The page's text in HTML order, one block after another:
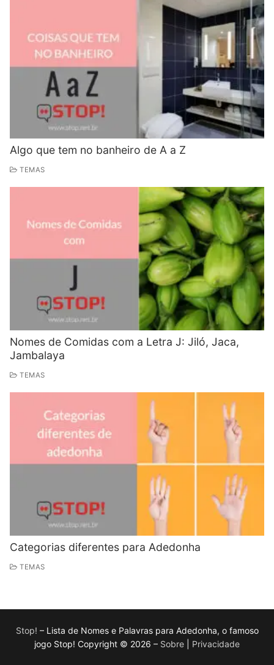
Algo que tem no banheiro de A a Z
TEMAS
Nomes de Comidas com a Letra J: Jiló, Jaca,
Jambalaya
TEMAS
Categorias diferentes para Adedonha
TEMAS
Stop! – Lista de Nomes e Palavras para Adedonha, o famoso
jogo Stop! Copyright © 2026 – Sobre Privacidade